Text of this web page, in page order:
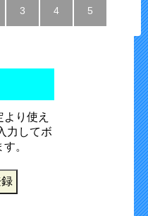
3 4 5
より使え
力してボ
。